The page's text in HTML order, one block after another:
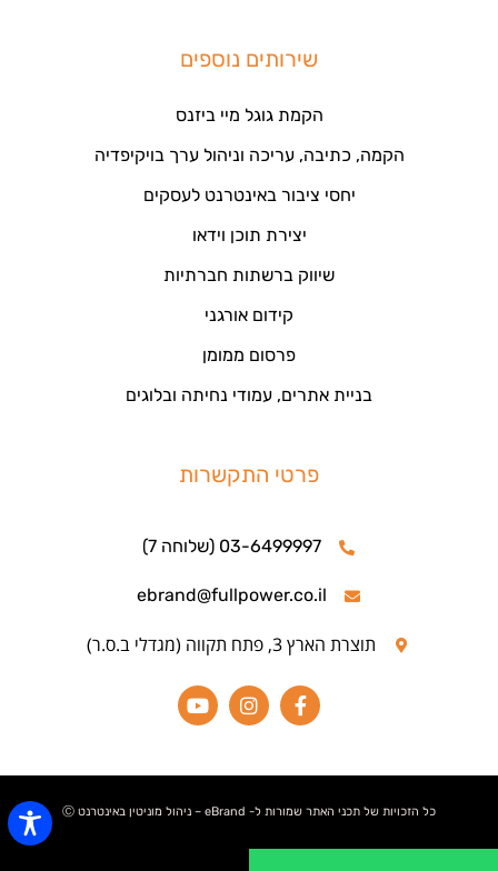
שירותים נוספים
הקמת גוגל מיי ביזנס
הקמה, כתיבה, עריכה וניהול ערך בויקיפדיה
יחסי ציבור באינטרנט לעסקים
יצירת תוכן וידאו
שיווק ברשתות חברתיות
קידום אורגני
פרסום ממומן
בניית אתרים, עמודי נחיתה ובלוגים
פרטי התקשרות
03-6499997 (שלוחה 7)
ebrand@fullpower.co.il
תוצרת הארץ 3, פתח תקווה (מגדלי ב.ס.ר)
כל הזכויות של תכני האתר שמורות ל- eBrand – ניהול מוניטין באינטרנט Ⓒ